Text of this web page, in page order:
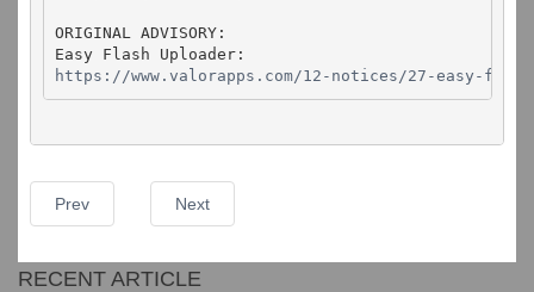
ORIGINAL ADVISORY:
https://www.valorapps.com/12-notices/27-easy-
Prev Next
RECENT ARTICLE